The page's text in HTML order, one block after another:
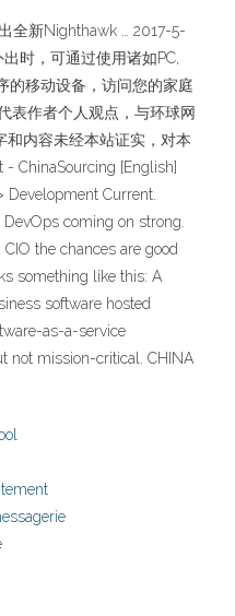
全新Nighthawk … 2017-5-
时，可通过使用诸如PC,
的移动设备，访问您的家庭
表作者个人观点，与环球网
和内容未经本站证实，对本
ChinaSourcing [English]
Current.
coming on strong.
the chances are good
something like this: A
software hosted
as-a-service
not mission-critical. CHINA